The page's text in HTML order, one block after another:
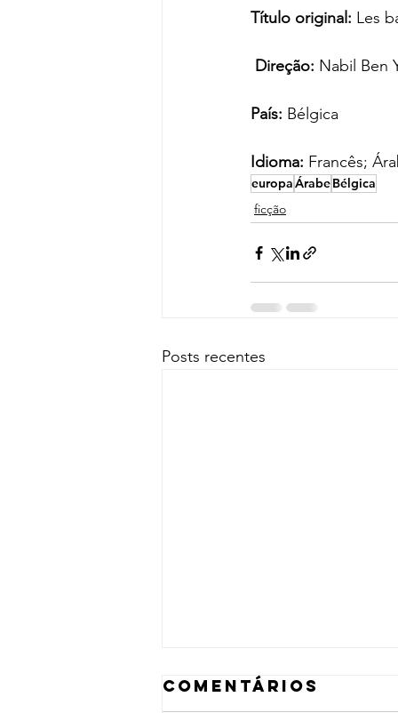
Título original: Les
Direção: Nabil Ben
País: Bélgica
Idioma: Francês;
europaÁrabeBélgica
ficção
Posts recentes
Comentários